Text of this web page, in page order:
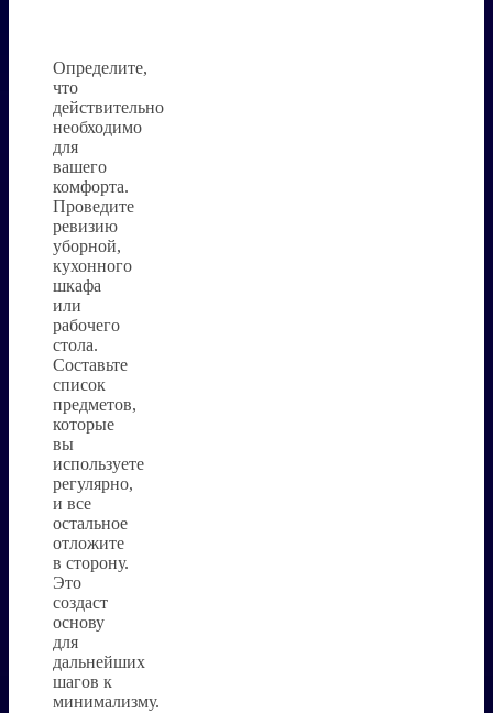
Определите,
что
действительно
необходимо
для
вашего
комфорта.
Проведите
ревизию
уборной,
кухонного
шкафа
или
рабочего
стола.
Составьте
список
предметов,
которые
вы
используете
регулярно,
и все
остальное
отложите
в сторону.
Это
создаст
основу
для
дальнейших
шагов к
минимализму.